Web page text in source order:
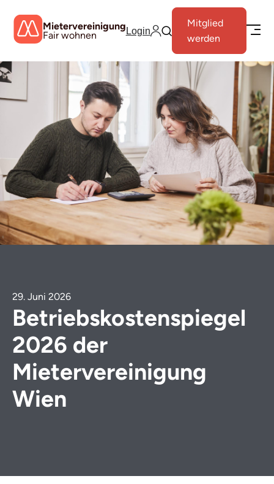
Mietervereinigung
Fair wohnen Login
Mitglied
werden
29. Juni 2026
Betriebskostenspiegel
2026 der
Mietervereinigung
Wien